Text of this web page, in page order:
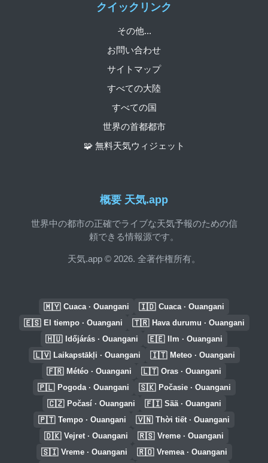
概要 天気.app
世界中の都市の正確でライブな天気予報のための信
頼できる情報源です。
天気.app © 2026. 全著作権所有。
クイックリンク
その他...
お問い合わせ
サイトマップ
すべての大陸
すべての国
世界の首都都市
🧩 無料天気ウィジェット
🇲🇾 Cuaca · Ouangani 🇮🇩 Cuaca · Ouangani
🇪🇸 El tiempo · Ouangani 🇹🇷 Hava durumu · Ouangani
🇭🇺 Időjárás · Ouangani 🇪🇪 Ilm · Ouangani
🇱🇻 Laikapstākļi · Ouangani 🇮🇹 Meteo · Ouangani
🇫🇷 Météo · Ouangani 🇱🇹 Oras · Ouangani
🇵🇱 Pogoda · Ouangani 🇸🇰 Počasie · Ouangani
🇨🇿 Počasí · Ouangani 🇫🇮 Sää · Ouangani
🇵🇹 Tempo · Ouangani 🇻🇳 Thời tiết · Ouangani
🇩🇰 Vejret · Ouangani 🇷🇸 Vreme · Ouangani
🇸🇮 Vreme · Ouangani 🇷🇴 Vremea · Ouangani